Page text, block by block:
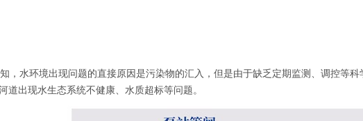
，水环境出现问题的直接原因是污染物的汇入，但是由于缺乏定期监测、调控等
道出现水生态系统不健康、水质超标等问题。